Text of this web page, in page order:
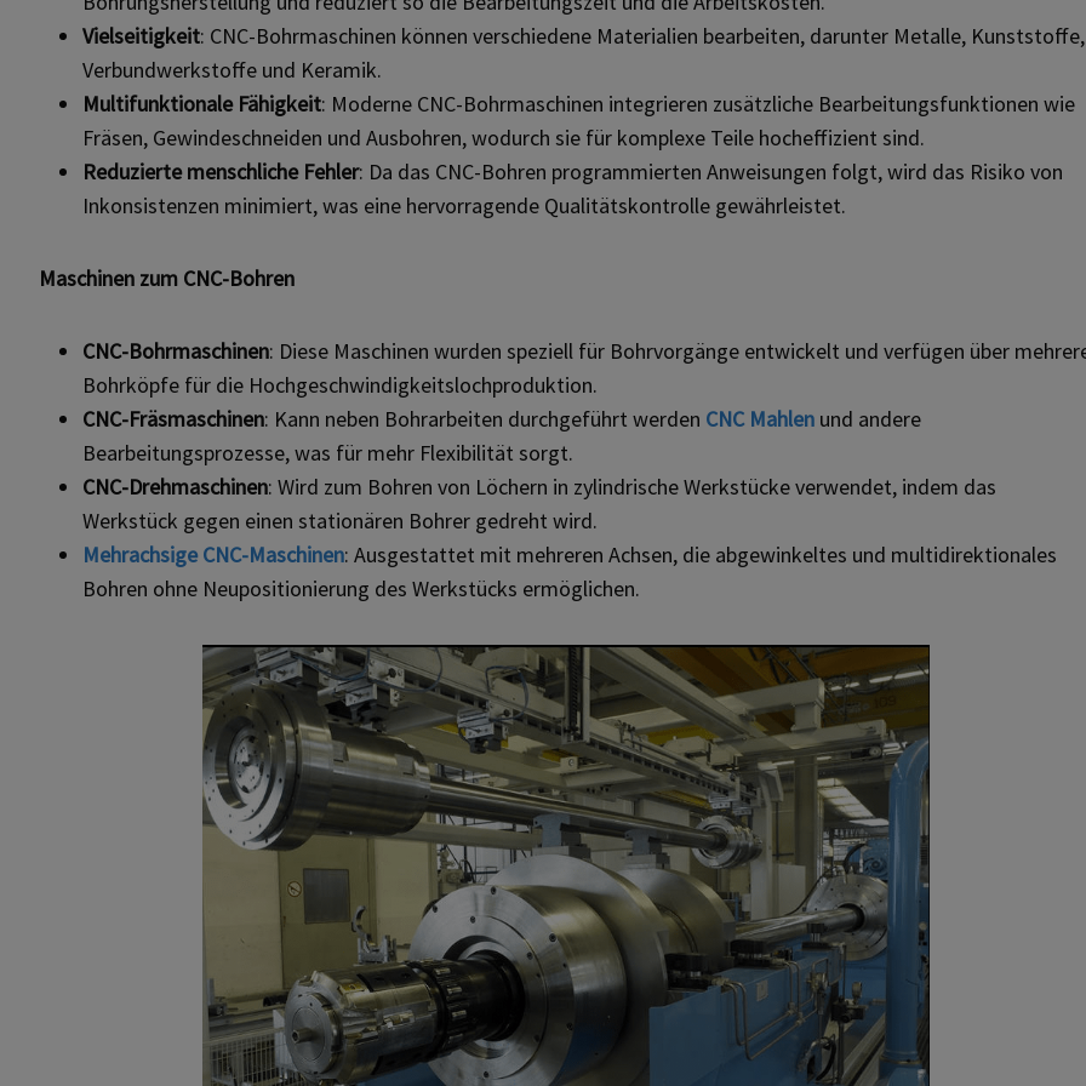
Vielseitigkeit: CNC-Bohrmaschinen können verschiedene Materialien bearbeiten, darunter Metalle, Kunststoffe,
Verbundwerkstoffe und Keramik.
Multifunktionale Fähigkeit: Moderne CNC-Bohrmaschinen integrieren zusätzliche Bearbeitungsfunktionen wie
Fräsen, Gewindeschneiden und Ausbohren, wodurch sie für komplexe Teile hocheffizient sind.
Reduzierte menschliche Fehler: Da das CNC-Bohren programmierten Anweisungen folgt, wird das Risiko von
Inkonsistenzen minimiert, was eine hervorragende Qualitätskontrolle gewährleistet.
Maschinen zum CNC-Bohren
CNC-Bohrmaschinen: Diese Maschinen wurden speziell für Bohrvorgänge entwickelt und verfügen über
Bohrköpfe für die Hochgeschwindigkeitslochproduktion.
CNC-Fräsmaschinen: Kann neben Bohrarbeiten durchgeführt werden CNC Mahlen und andere
Bearbeitungsprozesse, was für mehr Flexibilität sorgt.
CNC-Drehmaschinen: Wird zum Bohren von Löchern in zylindrische Werkstücke verwendet, indem das
Werkstück gegen einen stationären Bohrer gedreht wird.
Mehrachsige CNC-Maschinen: Ausgestattet mit mehreren Achsen, die abgewinkeltes und multidirektionales
Bohren ohne Neupositionierung des Werkstücks ermöglichen.